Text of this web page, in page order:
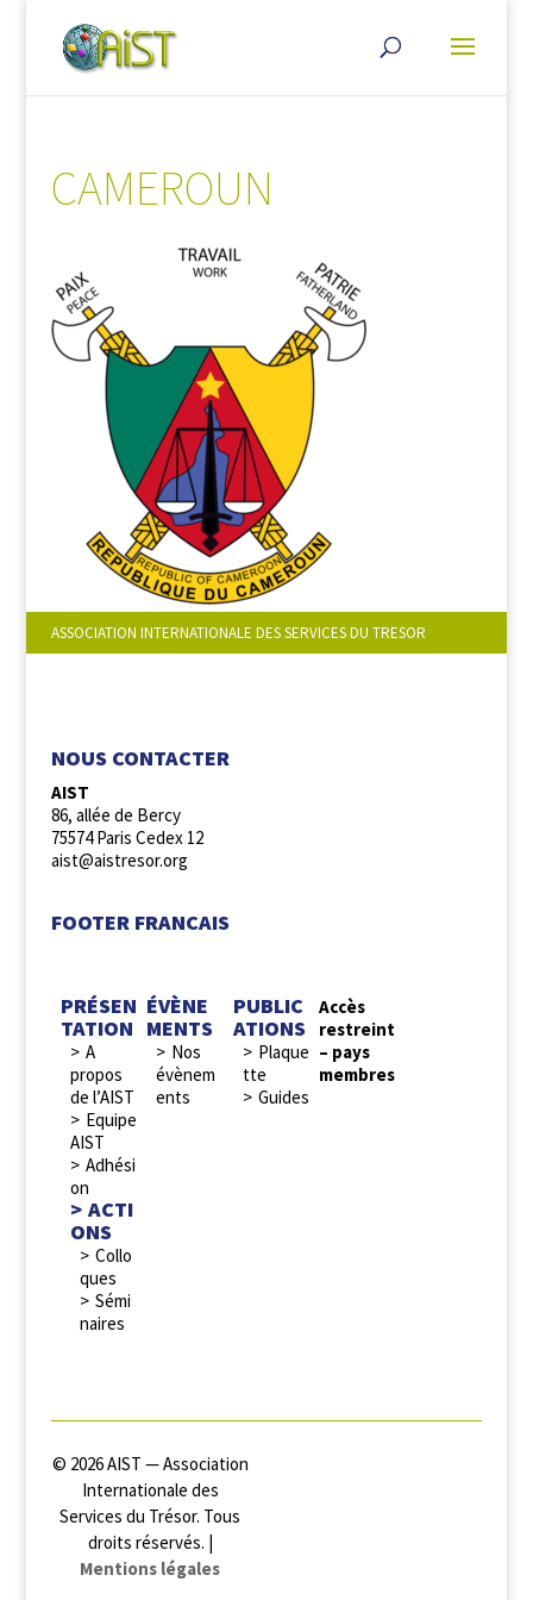
CAMEROUN
ASSOCIATION INTERNATIONALE DES SERVICES DU TRESOR
NOUS CONTACTER
AIST
86, allée de Bercy
75574 Paris Cedex 12
aist@aistresor.org
FOOTER FRANCAIS
PRÉSEN
TATION
A
propos
de l’AIST
Equipe
AIST
Adhési
on
ACTI
ONS
Collo
ques
Sémi
naires
ÉVÈNE
MENTS
Nos
évènem
ents
PUBLIC
ATIONS
Plaque
tte
Guides
Accès
restreint
– pays
membres
© 2026 AIST — Association
Internationale des
Services du Trésor. Tous
droits réservés. |
Mentions légales